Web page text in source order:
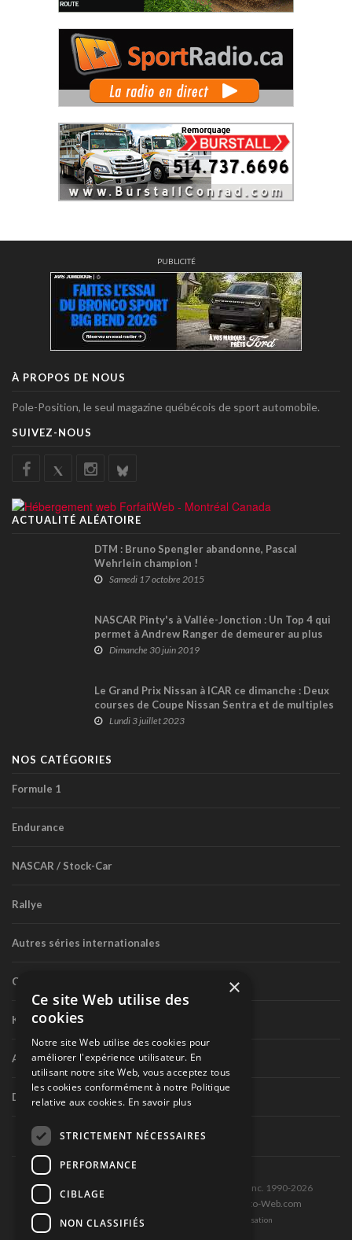
PUBLICITÉ
À PROPOS DE NOUS
Pole-Position, le seul magazine québécois de sport automobile.
SUIVEZ-NOUS
ACTUALITÉ ALÉATOIRE
DTM : Bruno Spengler abandonne, Pascal
Wehrlein champion !
Samedi 17 octobre 2015
NASCAR Pinty's à Vallée-Jonction : Un Top 4 qui
permet à Andrew Ranger de demeurer au plus
fort de la lutte au championnat
Dimanche 30 juin 2019
Le Grand Prix Nissan à ICAR ce dimanche : Deux
courses de Coupe Nissan Sentra et de multiples
activités pour les fans !
Lundi 3 juillet 2023
NOS CATÉGORIES
Formule 1
Endurance
NASCAR / Stock-Car
Rallye
Autres séries internationales
Circuit routier canadien
Karting
Autres séries nationales
Divers
Tous droits réservés © Les Éditions Pole-Position inc. 1990-2026
Ce site est produit et hébergé par Montréal-Photo-Web.com
Politique de confidentialité et Conditions d’utilisation
×
Ce site Web utilise des
cookies
Notre site Web utilise des cookies pour
améliorer l'expérience utilisateur. En
utilisant notre site Web, vous acceptez tous
les cookies conformément à notre Politique
relative aux cookies. En savoir plus
STRICTEMENT NÉCESSAIRES
PERFORMANCE
CIBLAGE
NON CLASSIFIÉS